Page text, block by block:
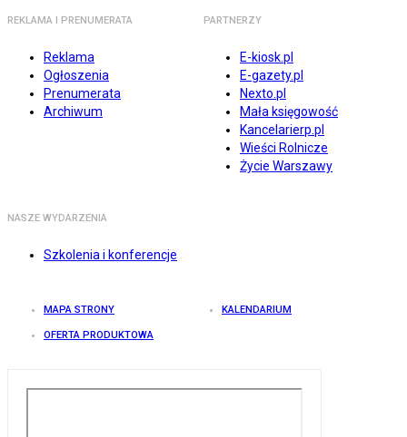
REKLAMA I PRENUMERATA
Reklama
Ogłoszenia
Prenumerata
Archiwum
PARTNERZY
E-kiosk.pl
E-gazety.pl
Nexto.pl
Mała księgowość
Kancelarierp.pl
Wieści Rolnicze
Życie Warszawy
NASZE WYDARZENIA
Szkolenia i konferencje
MAPA STRONY KALENDARIUM
OFERTA PRODUKTOWA